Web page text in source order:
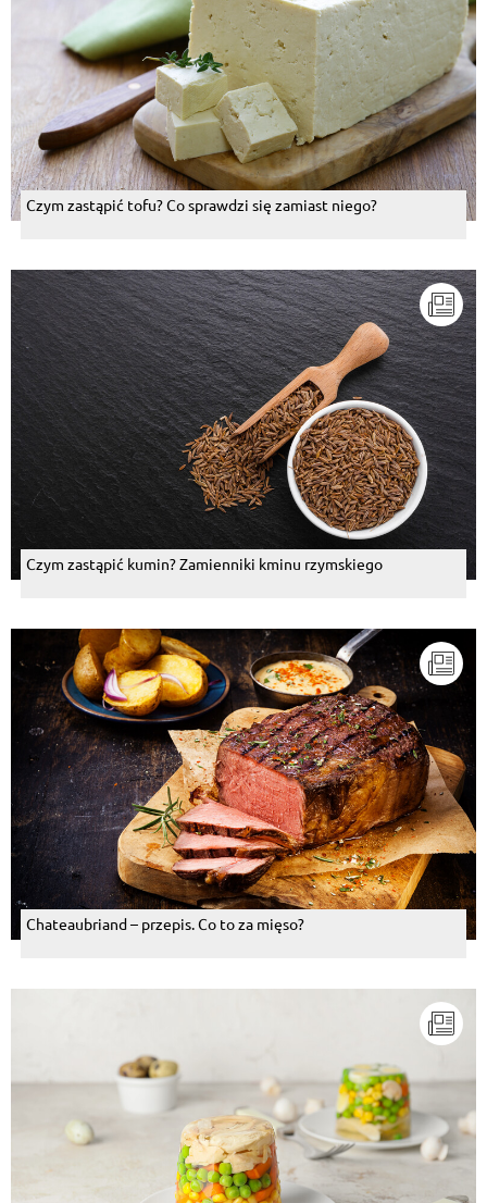
Czym zastąpić tofu? Co sprawdzi się zamiast niego?
Czym zastąpić kumin? Zamienniki kminu rzymskiego
Chateaubriand – przepis. Co to za mięso?